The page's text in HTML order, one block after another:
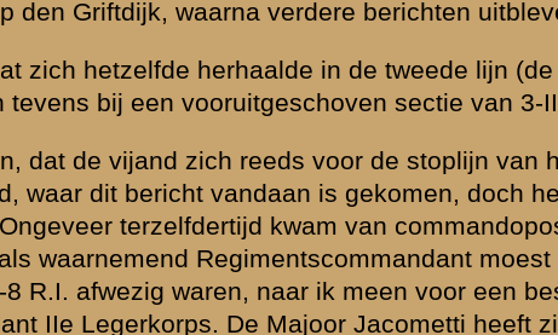
gebracht en
zeer
vuur waren
onderkomens te
hij zich wel
waarna alles
artillerievuur los,
losliggende
mij nog werd
kant. Wij